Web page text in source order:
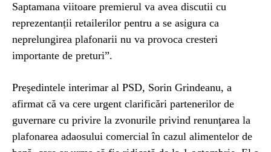
Saptamana viitoare premierul va avea discutii cu
reprezentanții retailerilor pentru a se asigura ca
neprelungirea plafonarii nu va provoca cresteri
importante de preturi”.
Preşedintele interimar al PSD, Sorin Grindeanu, a
afirmat că va cere urgent clarificări partenerilor de
guvernare cu privire la zvonurile privind renunţarea la
plafonarea adaosului comercial în cazul alimentelor de